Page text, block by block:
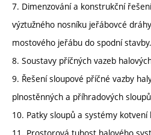
7. Dimenzování a konstrukční
výztužného nosníku jeřábovcé
mostového jeřábu do spodní stavby.
8. Soustavy příčných vazeb
9. Řešení sloupové příčné vazby
plnostěnných a příhradových
10. Patky sloupů a systémy